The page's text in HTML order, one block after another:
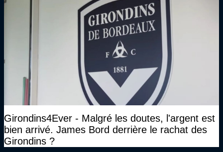
Girondins4Ever - Malgré les doutes, l'argent est
bien arrivé. James Bord derrière le rachat des
Girondins ?